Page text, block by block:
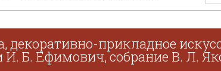
прикладное
И. Б. Ефимович, собрание В. Л.